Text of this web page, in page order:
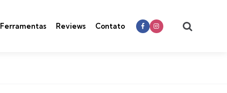
Ferramentas Reviews Contato